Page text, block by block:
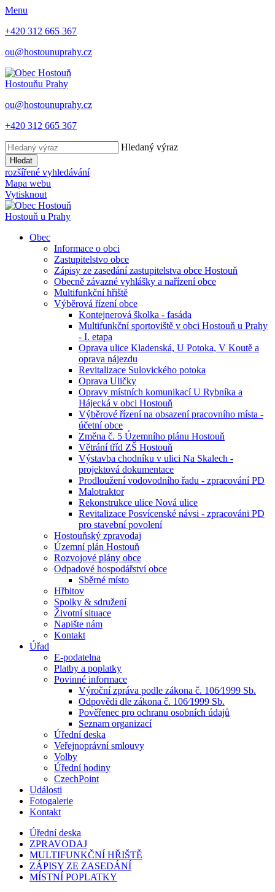
Menu
+420 312 665 367
ou@hostounuprahy.cz
Hostouňu Prahy
ou@hostounuprahy.cz
+420 312 665 367
Hledaný výraz
Hledat
rozšířené vyhledávání
Mapa webu
Vytisknout
Hostouň u Prahy
Obec
Informace o obci
Zastupitelstvo obce
Zápisy ze zasedání zastupitelstva obce Hostouň
Obecně závazné vyhlášky a nařízení obce
Multifunkční hřiště
Výběrová řízení obce
Kontejnerová školka - fasáda
Multifunkční sportoviště v obci Hostouň u Prahy
- I. etapa
Oprava ulice Kladenská, U Potoka, V Koutě a
oprava nájezdu
Revitalizace Sulovického potoka
Oprava Uličky
Opravy místních komunikací U Rybníka a
Hájecká v obci Hostouň
Výběrové řízení na obsazení pracovního místa -
účetní obce
Změna č. 5 Územního plánu Hostouň
Větrání tříd ZŠ Hostouň
Výstavba chodníku v ulici Na Skalech -
projektová dokumentace
Prodloužení vodovodního řadu - zpracování PD
Malotraktor
Rekonstrukce ulice Nová ulice
Revitalizace Posvícenské návsi - zpracováni PD
pro stavební povolení
Hostouňský zpravodaj
Územní plán Hostouň
Rozvojové plány obce
Odpadové hospodářství obce
Sběrné místo
Hřbitov
Spolky & sdružení
Životní situace
Napište nám
Kontakt
Úřad
E-podatelna
Platby a poplatky
Povinné informace
Výroční zpráva podle zákona č. 106⁄1999 Sb.
Odpovědi dle zákona č. 106⁄1999 Sb.
Pověřenec pro ochranu osobních údajů
Seznam organizací
Úřední deska
Veřejnoprávní smlouvy
Volby
Úřední hodiny
CzechPoint
Události
Fotogalerie
Kontakt
Úřední deska
ZPRAVODAJ
MULTIFUNKČNÍ HŘIŠTĚ
ZÁPISY ZE ZASEDÁNÍ
MÍSTNÍ POPLATKY